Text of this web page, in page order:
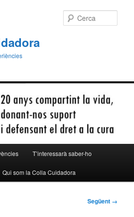
T’interessarà saber-ho
Qui som la Colla Cuidadora
Següent →